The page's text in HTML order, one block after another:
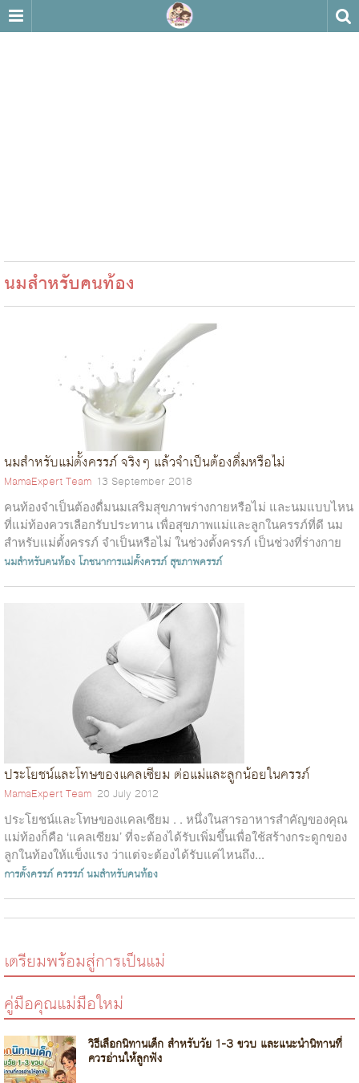
นมสำหรับคนท้อง
นมสำหรับแม่ตั้งครรภ์ จริงๆ แล้วจำเป็นต้องดื่มหรือไม่
MamaExpert Team 13 September 2018
คนท้องจำเป็นต้องดื่มนมเสริมสุขภาพร่างกายหรือไม่ และนมแบบไหน
ที่แม่ท้องควรเลือกรับประทาน เพื่อสุขภาพแม่และลูกในครรภ์ที่ดี นม
สำหรับแม่ตั้งครรภ์ จำเป็นหรือไม่ ในช่วงตั้งครรภ์ เป็นช่วงที่ร่างกาย
ต้องการ...
นมสำหรับคนท้องโภชนาการแม่ตั้งครรภ์ สุขภาพครรภ์
ประโยชน์และโทษของแคลเซียม ต่อแม่และลูกน้อยในครรภ์
MamaExpert Team 20 July 2012
ประโยชน์และโทษของแคลเซียม . . หนึ่งในสารอาหารสำคัญของคุณ
แม่ท้องก็คือ ‘แคลเซียม’ ที่จะต้องได้รับเพิ่มขึ้นเพื่อใช้สร้างกระดูกของ
ลูกในท้องให้แข็งแรง ว่าแต่จะต้องได้รับแค่ไหนถึง...
การตั้งครรภ์ ครรรภ์นมสำหรับคนท้อง
เตรียมพร้อมสู่การเป็นแม่
คู่มือคุณแม่มือใหม่
วิธีเลือกนิทานเด็ก สำหรับวัย 1-3 ขวบ และแนะนำนิทานที่
ควรอ่านให้ลูกฟัง